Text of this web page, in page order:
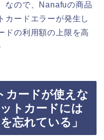
なので、Nanafuの商品
カードエラーが発生し
ドの利用額の上限を高
カードが使えな
トカードには
忘れている」